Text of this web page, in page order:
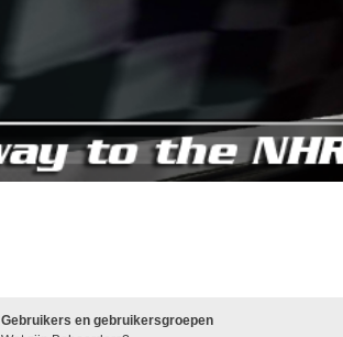
Gebruikers en gebruikersgroepen